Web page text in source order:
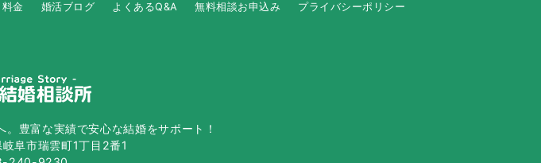
料金 婚活ブログ よくあるQ&A 無料相談お申込み プライバシーポリシー
豊富な実績で安心な結婚をサポート！
阜市瑞雲町1丁目2番1